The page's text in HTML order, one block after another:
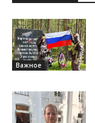
Важное